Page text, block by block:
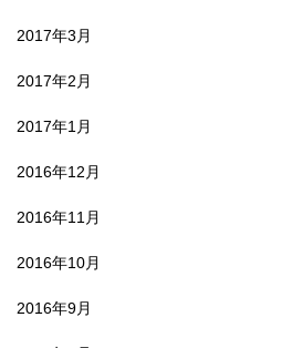
2017年3月
2017年2月
2017年1月
2016年12月
2016年11月
2016年10月
2016年9月